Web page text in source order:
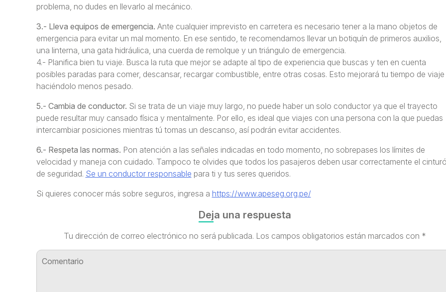
problema, no dudes en llevarlo al mecánico.
3.- Lleva equipos de emergencia. Ante cualquier imprevisto en carretera es necesario tener a la mano objetos de
emergencia para evitar un mal momento. En ese sentido, te recomendamos llevar un botiquín de primeros auxilios,
una linterna, una gata hidráulica, una cuerda de remolque y un triángulo de emergencia.
4.- Planifica bien tu viaje. Busca la ruta que mejor se adapte al tipo de experiencia que buscas y ten en cuenta
posibles paradas para comer, descansar, recargar combustible, entre otras cosas. Esto mejorará tu tiempo de viaje
haciéndolo menos pesado.
5.- Cambia de conductor. Si se trata de un viaje muy largo, no puede haber un solo conductor ya que el trayecto
puede resultar muy cansado física y mentalmente. Por ello, es ideal que viajes con una persona con la que puedas
intercambiar posiciones mientras tú tomas un descanso, así podrán evitar accidentes.
6.- Respeta las normas. Pon atención a las señales indicadas en todo momento, no sobrepases los límites de
velocidad y maneja con cuidado. Tampoco te olvides que todos los pasajeros deben usar correctamente el
de seguridad. Se un conductor responsable para ti y tus seres queridos.
Si quieres conocer más sobre seguros, ingresa a https://www.apeseg.org.pe/
Deja una respuesta
Tu dirección de correo electrónico no será publicada. Los campos obligatorios están marcados con *